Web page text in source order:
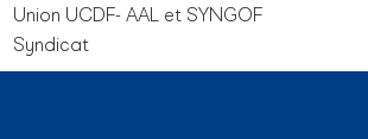
Union UCDF- AAL et SYNGOF
Syndicat